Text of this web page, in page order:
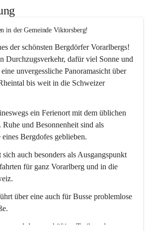
in der Gemeinde Viktorsberg!
der schönsten Bergdörfer Vorarlbergs!
Durchzugsverkehr, dafür viel Sonne und
unvergessliche Panoramasicht über
bis weit in die Schweizer
ein Ferienort mit dem üblichen
Ruhe und Besonnenheit sind als
eines Bergdofes geblieben.
auch besonders als Ausgangspunkt
für ganz Vorarlberg und in die
über eine auch für Busse problemlose
und das geschäftige Treiben der